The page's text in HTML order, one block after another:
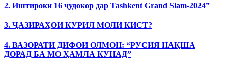
2. Иштироки 16 ҷудокор дар Tashkent Grand Slam-2024”
3. ҶАЗИРАҲОИ КУРИЛ МОЛИ КИСТ?
4. ВАЗОРАТИ ДИФОИ ОЛМОН: “РУСИЯ НАҚША
ДОРАД БА МО ҲАМЛА КУНАД”